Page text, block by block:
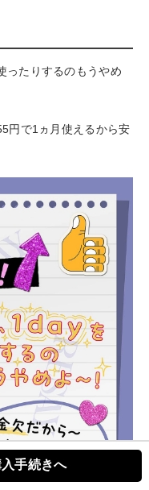
入手続きへ
ったりするのもうやめ
円で1ヵ月使えるから安